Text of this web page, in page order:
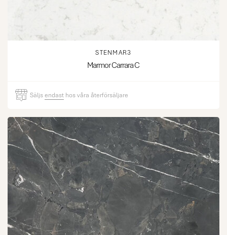
STENMAR3
Marmor Carrara C
Säljsendast hos våra återförsäljare